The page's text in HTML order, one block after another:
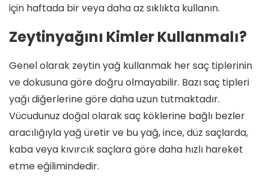
için haftada bir veya daha az sıklıkta kullanın.
Zeytinyağını Kimler Kullanmalı?
Genel olarak zeytin yağ kullanmak her saç tiplerinin
ve dokusuna göre doğru olmayabilir. Bazı saç tipleri
yağı diğerlerine göre daha uzun tutmaktadır.
Vücudunuz doğal olarak saç köklerine bağlı bezler
aracılığıyla yağ üretir ve bu yağ, ince, düz saçlarda,
kaba veya kıvırcık saçlara göre daha hızlı hareket
etme eğilimindedir.